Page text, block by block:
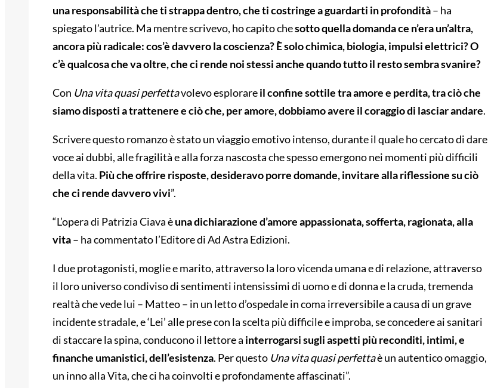
una responsabilità che ti strappa dentro, che ti costringe a guardarti in profondità– ha
spiegato l’autrice. Ma mentre scrivevo, ho capito chesotto quella domanda ce n’era un’altra,
ancora più radicale: cos’è davvero la coscienza? È solo chimica, biologia, impulsi elettrici? O
c’è qualcosa che va oltre, che ci rende noi stessi anche quando tutto il resto sembra svanire?
Con Una vita quasi perfettavolevo esplorareil confine sottile tra amore e perdita, tra ciò che
siamo disposti a trattenere e ciò che, per amore, dobbiamo avere il coraggio di lasciar andare.
Scrivere questo romanzo è stato un viaggio emotivo intenso, durante il quale ho cercato di dare
voce ai dubbi, alle fragilità e alla forza nascosta che spesso emergono nei momenti più difficili
della vita. Più che offrire risposte, desideravo porre domande, invitare alla riflessione su ciò
che ci rende davvero vivi”.
“L’opera di Patrizia Ciava èuna dichiarazione d’amore appassionata, sofferta, ragionata, alla
vita– ha commentato l’Editore di Ad Astra Edizioni.
I due protagonisti, moglie e marito, attraverso la loro vicenda umana e di relazione, attraverso
il loro universo condiviso di sentimenti intensissimi di uomo e di donna e la cruda, tremenda
realtà che vede lui – Matteo – in un letto d’ospedale in coma irreversibile a causa di un grave
incidente stradale, e ‘Lei’ alle prese con la scelta più difficile e improba, se concedere ai sanitari
di staccare la spina, conducono il lettore a interrogarsi sugli aspetti più reconditi, intimi, e
finanche umanistici, dell’esistenza. Per questo Una vita quasi perfettaè un autentico omaggio,
un inno alla Vita, che ci ha coinvolti e profondamente affascinati”.